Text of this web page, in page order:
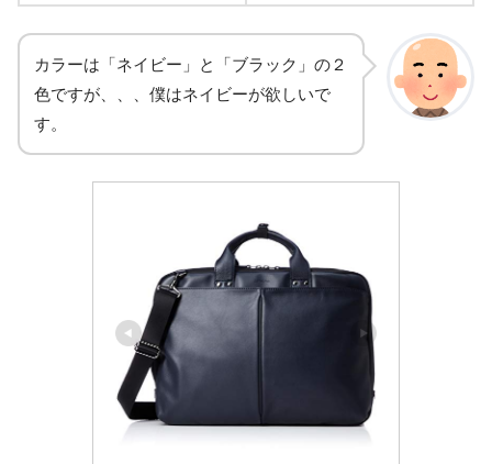
カラーは「ネイビー」と「ブラック」の２
色ですが、、、僕はネイビーが欲しいで
す。